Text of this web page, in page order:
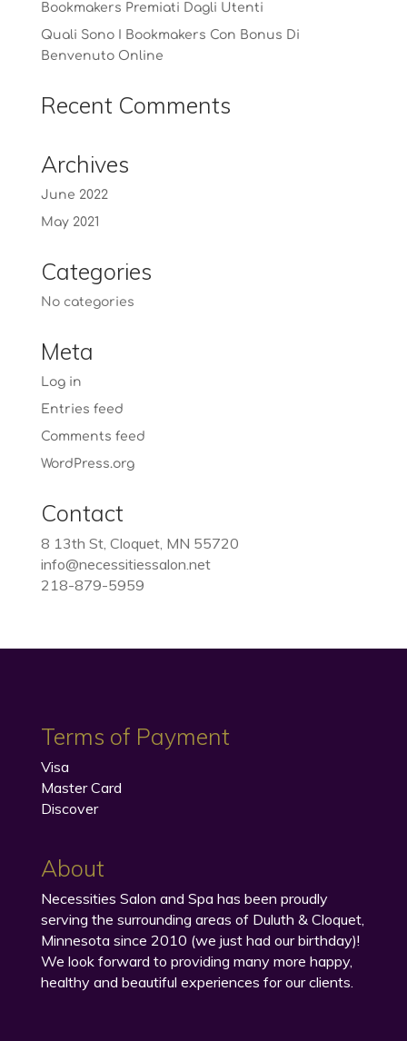
Bookmakers Premiati Dagli Utenti
Quali Sono I Bookmakers Con Bonus Di
Benvenuto Online
Recent Comments
Archives
June 2022
May 2021
Categories
No categories
Meta
Log in
Entries feed
Comments feed
WordPress.org
Contact
8 13th St, Cloquet, MN 55720
info@necessitiessalon.net
218-879-5959
Terms of Payment
Visa
Master Card
Discover
About
Necessities Salon and Spa has been proudly
serving the surrounding areas of Duluth & Cloquet,
Minnesota since 2010 (we just had our birthday)!
We look forward to providing many more happy,
healthy and beautiful experiences for our clients.